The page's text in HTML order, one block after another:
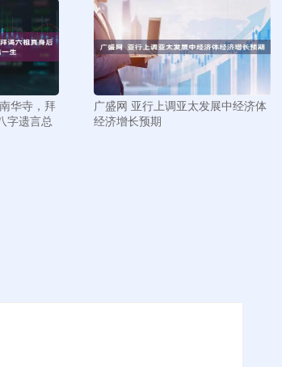
华寺，拜
字遗言总
广盛网 亚行上调亚太发展中经济体
经济增长预期